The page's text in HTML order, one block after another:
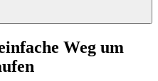
Weg um